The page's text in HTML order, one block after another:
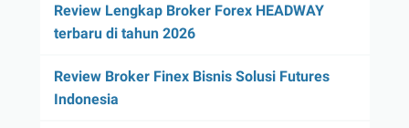
Review Lengkap Broker Forex HEADWAY
terbaru di tahun 2026
Review Broker Finex Bisnis Solusi Futures
Indonesia